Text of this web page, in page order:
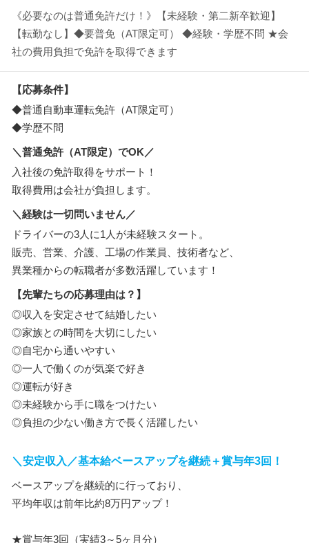
《必要なのは普通免許だけ！》【未経験・第二新卒歓迎】
【転勤なし】◆要普免（AT限定可） ◆経験・学歴不問 ★会
社の費用負担で免許を取得できます
【応募条件】
◆普通自動車運転免許（AT限定可）
◆学歴不問
＼普通免許（AT限定）でOK／
入社後の免許取得をサポート！
取得費用は会社が負担します。
＼経験は一切問いません／
ドライバーの3人に1人が未経験スタート。
販売、営業、介護、工場の作業員、技術者など、
異業種からの転職者が多数活躍しています！
【先輩たちの応募理由は？】
◎収入を安定させて結婚したい
◎家族との時間を大切にしたい
◎自宅から通いやすい
◎一人で働くのが気楽で好き
◎運転が好き
◎未経験から手に職をつけたい
◎負担の少ない働き方で長く活躍したい
＼安定収入／基本給ベースアップを継続＋賞与年3回！
ベースアップを継続的に行っており、
平均年収は前年比約8万円アップ！
★賞与年3回（実績3～5ヶ月分）